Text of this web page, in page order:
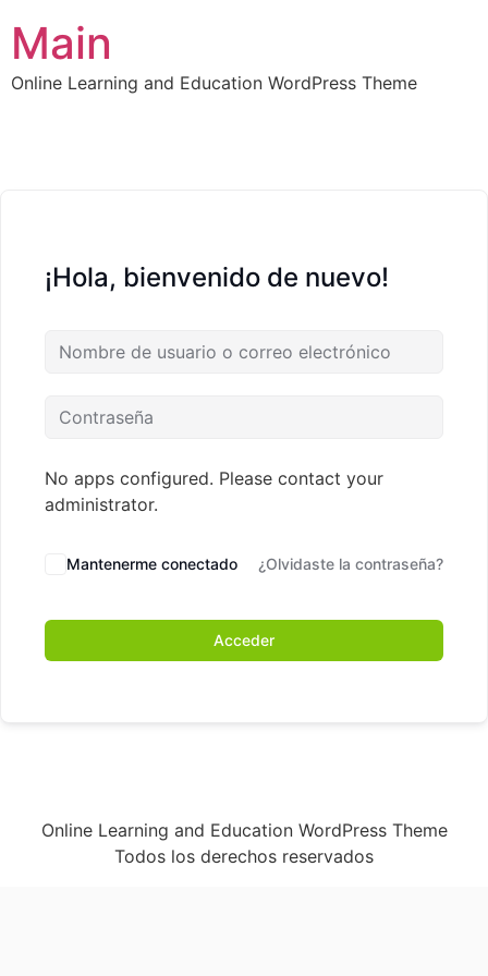
Main
Online Learning and Education WordPress Theme
¡Hola, bienvenido de nuevo!
No apps configured. Please contact your
administrator.
Mantenerme conectado ¿Olvidaste la contraseña?
Acceder
Online Learning and Education WordPress Theme
Todos los derechos reservados